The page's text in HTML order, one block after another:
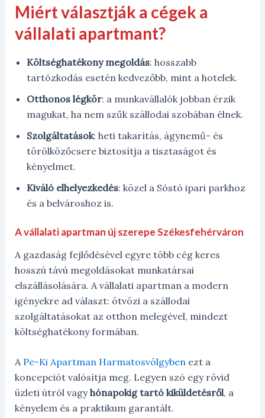
Miért választják a cégek a
vállalati apartmant?
Költséghatékony megoldás: hosszabb
tartózkodás esetén kedvezőbb, mint a hotelek.
Otthonos légkör: a munkavállalók jobban érzik
magukat, ha nem szűk szállodai szobában élnek.
Szolgáltatások: heti takarítás, ágynemű- és
törölközőcsere biztosítja a tisztaságot és
kényelmet.
Kiváló elhelyezkedés: közel a Sóstó ipari parkhoz
és a belvároshoz is.
A vállalati apartman új szerepe Székesfehérváron
A gazdaság fejlődésével egyre több cég keres
hosszú távú megoldásokat munkatársai
elszállásolására. A vállalati apartman a modern
igényekre ad választ: ötvözi a szállodai
szolgáltatásokat az otthon melegével, mindezt
költséghatékony formában.
A Pe-Ki Apartman Harmatosvölgybenezt a
koncepciót valósítja meg. Legyen szó egy rövid
üzleti útról vagyhónapokig tartó kiküldetésről, a
kényelem és a praktikum garantált.